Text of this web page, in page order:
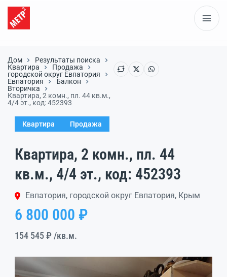
Дом
Результаты поиска
Квартира
Продажа
городской округ Евпатория
Евпатория
Балкон
Вторичка
Квартира, 2 комн., пл. 44 кв.м.,
4/4 эт., код: 452393
Квартира Продажа
Квартира, 2 комн., пл. 44
кв.м., 4/4 эт., код: 452393
Евпатория, городской округ Евпатория, Крым
6 800 000 ₽
154 545 ₽ /кв.м.